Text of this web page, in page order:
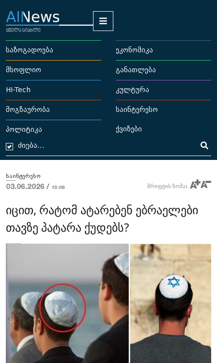
საზოგადოება ეკონომიკა
მსოფლიო განათლება
HI-Tech კულტურა
მოგზაურობა საინტერესო
პოლიტიკა ქვიზები
საინტერესო
03.06.2026 / 15:06 შრიფტის ზომა:
იცით, რატომ ატარებენ ებრაელები
თავზე პატარა ქუდებს?